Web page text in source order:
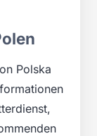
Polska